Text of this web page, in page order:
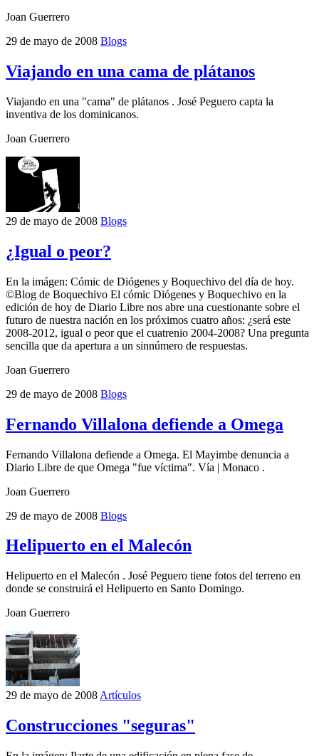
Joan Guerrero
29 de mayo de 2008 Blogs
Viajando en una cama de plátanos
Viajando en una "cama" de plátanos . José Peguero capta la
inventiva de los dominicanos.
Joan Guerrero
29 de mayo de 2008 Blogs
¿Igual o peor?
En la imágen: Cómic de Diógenes y Boquechivo del día de hoy.
©Blog de Boquechivo El cómic Diógenes y Boquechivo en la
edición de hoy de Diario Libre nos abre una cuestionante sobre el
futuro de nuestra nación en los próximos cuatro años: ¿será este
2008-2012, igual o peor que el cuatrenio 2004-2008? Una pregunta
sencilla que da apertura a un sinnúmero de respuestas.
Joan Guerrero
29 de mayo de 2008 Blogs
Fernando Villalona defiende a Omega
Fernando Villalona defiende a Omega. El Mayimbe denuncia a
Diario Libre de que Omega "fue víctima". Vía | Monaco .
Joan Guerrero
29 de mayo de 2008 Blogs
Helipuerto en el Malecón
Helipuerto en el Malecón . José Peguero tiene fotos del terreno en
donde se construirá el Helipuerto en Santo Domingo.
Joan Guerrero
29 de mayo de 2008 Artículos
Construcciones "seguras"